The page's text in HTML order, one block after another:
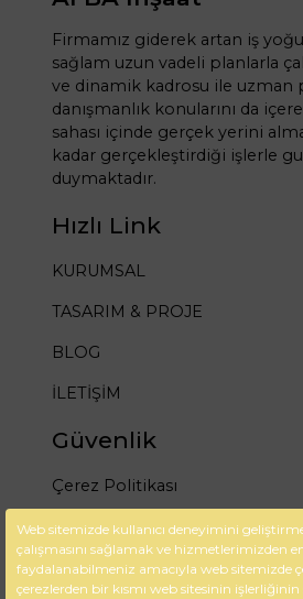
Firmamız giderek artan iş
sağlam uzun vadeli planlarla
ve dinamik kadrosu ile uzman
danışmanlık konularını da
sahası içinde gerçek yerini
kadar gerçekleştirdiği işlerle
duymaktadır.
Hızlı Link
KURUMSAL
TASARIM & PROJE
BLOG
İLETİŞİM
Güvenlik
Çerez Politikası
Gizlilik Politikası
KVKK
Web sitemizde kullanıcı deneyimini
çalışmasını sağlamak ve hizmetlerimizden
faydalanabilmeniz amacıyla web sitemizde
çerezlerden bir kısmı web sitesinin